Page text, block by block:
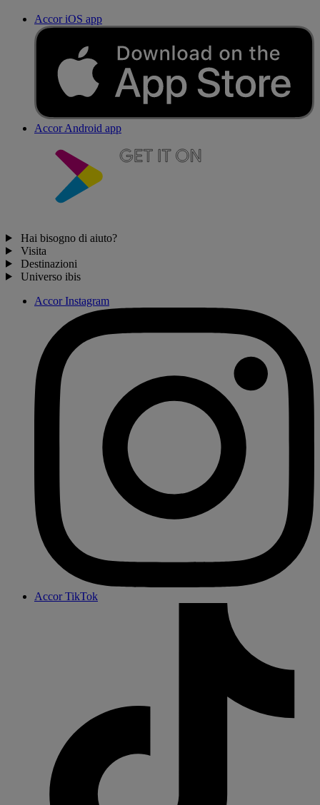
Accor iOS app
Accor Android app
Hai bisogno di aiuto?
Visita
Destinazioni
Universo ibis
Accor Instagram
Accor TikTok